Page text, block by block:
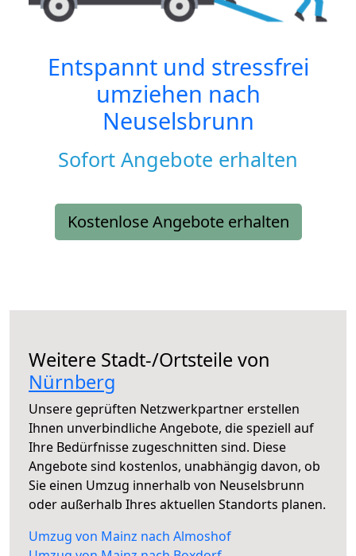
Entspannt und stressfrei
umziehen nach
Neuselsbrunn
Sofort Angebote erhalten
Kostenlose Angebote erhalten
Weitere Stadt-/Ortsteile von
Nürnberg
Unsere geprüften Netzwerkpartner erstellen
Ihnen unverbindliche Angebote, die speziell auf
Ihre Bedürfnisse zugeschnitten sind. Diese
Angebote sind kostenlos, unabhängig davon, ob
Sie einen Umzug innerhalb von Neuselsbrunn
oder außerhalb Ihres aktuellen Standorts planen.
Umzug von Mainz nach Almoshof